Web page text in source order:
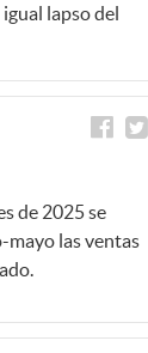
lapso del
de 2025 se
mayo las ventas